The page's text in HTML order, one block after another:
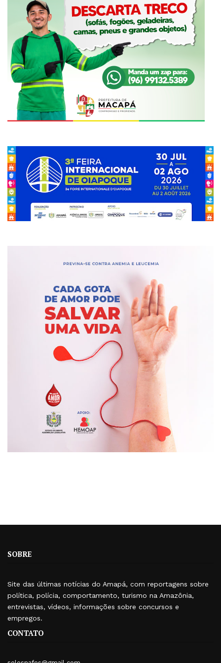
SOBRE
Site das últimas notícias do Amapá, com reportagens sobre
política, polícia, comportamento, turismo na Amazônia,
entrevistas, vídeos, informações sobre concursos e
empregos.
CONTATO